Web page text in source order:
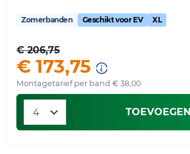
Zomerbanden Geschikt voor EV XL
€ 206,75
€ 173,75
Montagetarief per band € 38,00
TOEVOEGEN